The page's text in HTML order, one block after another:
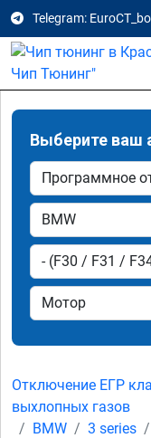
Telegram:
Выберите ваш
Отключение ЕГР
выхлопных газов
BMW
3 series